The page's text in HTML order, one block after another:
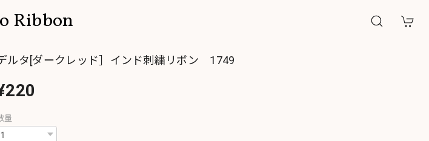
Ribbon
ルタ[ダークレッド］インド刺繍リボン 1749
量